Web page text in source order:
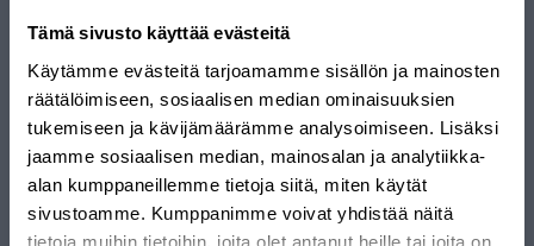
Tämä sivusto käyttää evästeitä
Käytämme evästeitä tarjoamamme sisällön ja mainosten
räätälöimiseen, sosiaalisen median ominaisuuksien
tukemiseen ja kävijämäärämme analysoimiseen. Lisäksi
jaamme sosiaalisen median, mainosalan ja analytiikka-
alan kumppaneillemme tietoja siitä, miten käytät
sivustoamme. Kumppanimme voivat yhdistää näitä
tietoja muihin tietoihin, joita olet antanut heille tai joita on
SUOMALAINEN